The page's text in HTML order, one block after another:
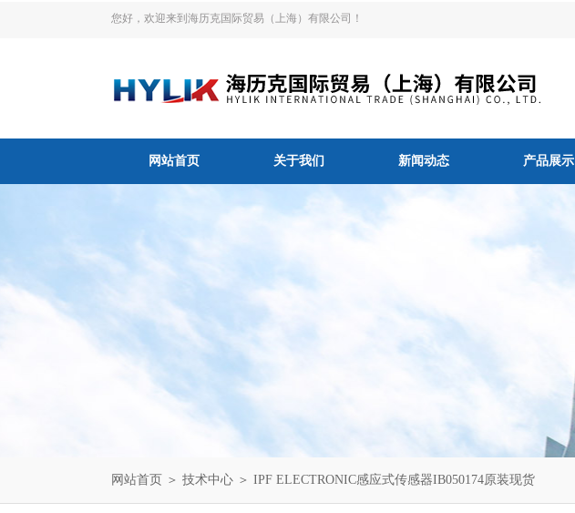
您好，欢迎来到海历克国际贸易（上海）有限公司！
网站首页 关于我们 新闻动态 产品展示
网站首页 ＞ 技术中心 ＞ IPF ELECTRONIC感应式传感器IB050174原装现货